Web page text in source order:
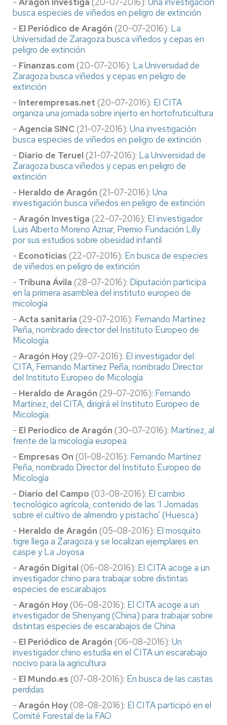
busca especies de viñedos en peligro de extinción
- El Periódico de Aragón (20-07-2016): La
Universidad de Zaragoza busca viñedos y cepas en
peligro de extinción
- Finanzas.com (20-07-2016): La Universidad de
Zaragoza busca viñedos y cepas en peligro de
extinción
- Interempresas.net (20-07-2016): El CITA
organiza una jornada sobre injerto en hortofruticultura
- Agencia SINC(21-07-2016): Una investigación
busca especies de viñedos en peligro de extinción
- Diario de Teruel (21-07-2016): La Universidad de
Zaragoza busca viñedos y cepas en peligro de
extinción
- Heraldo de Aragón (21-07-2016): Una
investigación busca viñedos en peligro de extinción
- Aragón Investiga (22-07-2016): El investigador
Luis Alberto Moreno Aznar, Premio Fundación Lilly
por sus estudios sobre obesidad infantil
- Econoticias (22-07-2016): En busca de especies
de viñedos en peligro de extinción
- Tribuna Ávila (28-07-2016): Diputación participa
en la primera asamblea del instituto europeo de
micología
- Acta sanitaria (29-07-2016): Fernando Martínez
Peña, nombrado director del Instituto Europeo de
Micología
- Aragón Hoy(29-07-2016): El investigador del
CITA, Fernando Martínez Peña, nombrado Director
del Instituto Europeo de Micología
- Heraldo de Aragón (29-07-2016): Fernando
Martínez, del CITA, dirigirá el Instituto Europeo de
Micología
- El Periodico de Aragón (30-07-2016): Martínez, al
frente de la micología europea
- Empresas On (01-08-2016): Fernando Martínez
Peña, nombrado Director del Instituto Europeo de
Micología
- Diario del Campo (03-08-2016): El cambio
tecnológico agrícola, contenido de las ‘I Jornadas
sobre el cultivo de almendro y pistacho’ (Huesca)
- Heraldo de Aragón (05-08-2016): El mosquito
tigre llega a Zaragoza y se localizan ejemplares en
caspe y La Joyosa
- Aragón Digital (06-08-2016): El CITA acoge a un
investigador chino para trabajar sobre distintas
especies de escarabajos
- Aragón Hoy(06-08-2016): El CITA acoge a un
investigador de Shenyang (China) para trabajar sobre
distintas especies de escarabajos de China
- El Periódico de Aragón (06-08-2016): Un
investigador chino estudia en el CITA un escarabajo
nocivo para la agricultura
- El Mundo.es (07-08-2016): En busca de las castas
perdidas
- Aragón Hoy(08-08-2016): El CITA participó en el
Comité Forestal de la FAO